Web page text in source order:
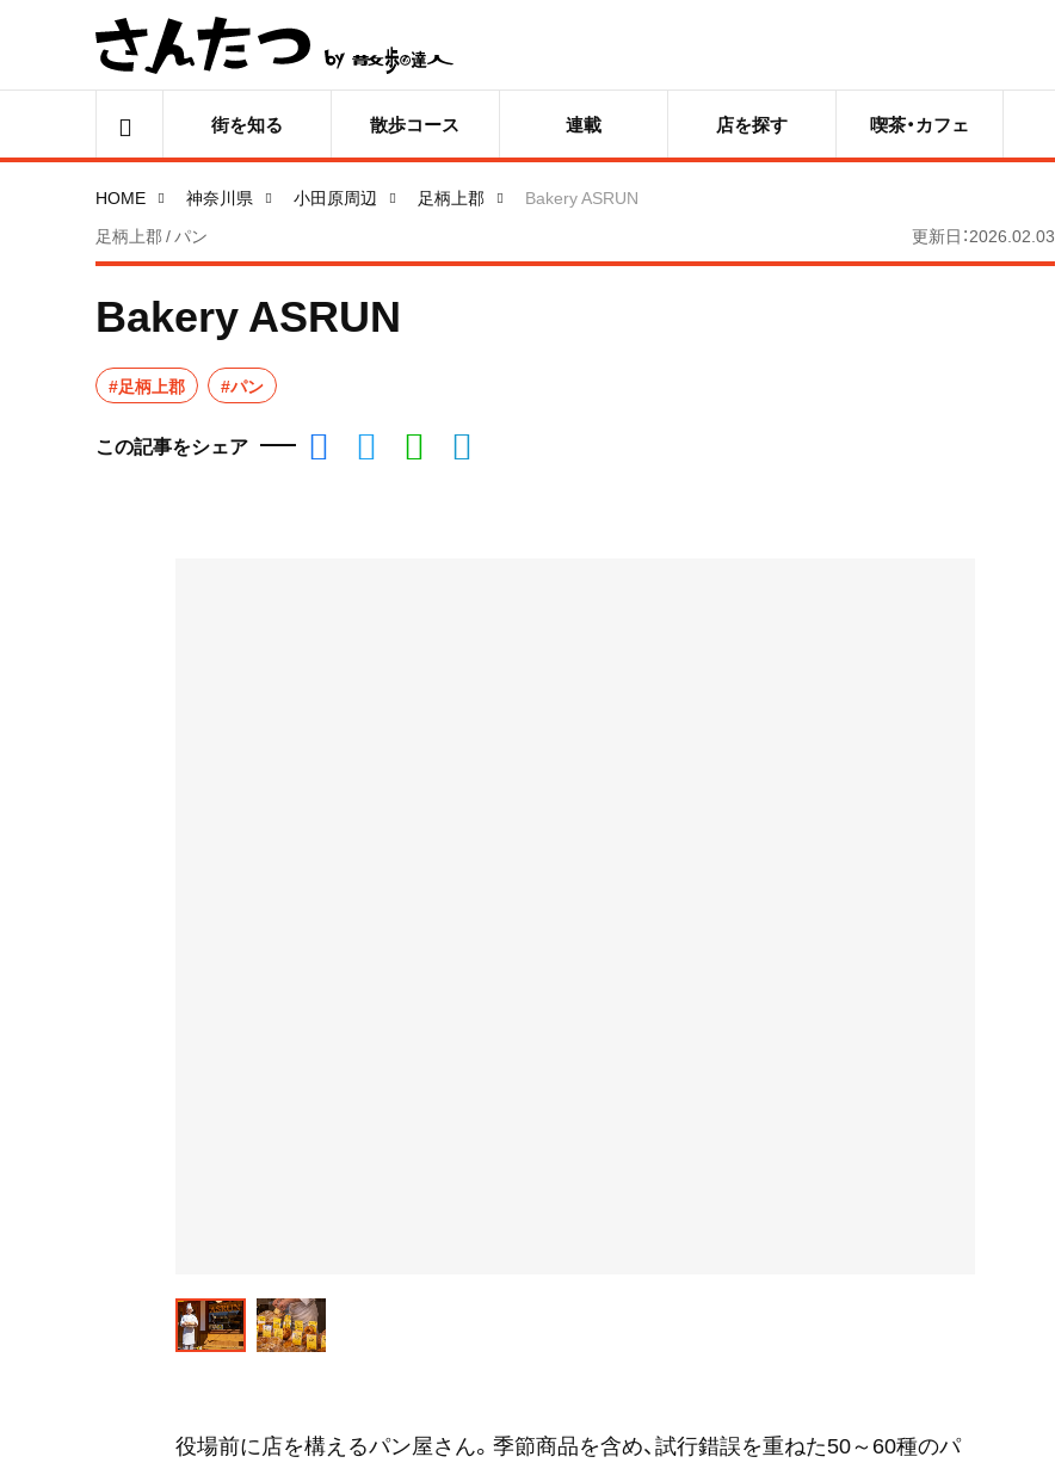
街を知る 散歩コース 連載 店を探す 喫茶・カフェ
HOME 神奈川県 小田原周辺 足柄上郡
Bakery ASRUN
足柄上郡 / パン
更新日：2026.02.03
Bakery ASRUN
#足柄上郡 #パン
この記事をシェア
役場前に店を構えるパン屋さん。季節商品を含め、試行錯誤を重ねた50～60種のパ